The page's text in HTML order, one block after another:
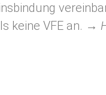
keine VFE an. →